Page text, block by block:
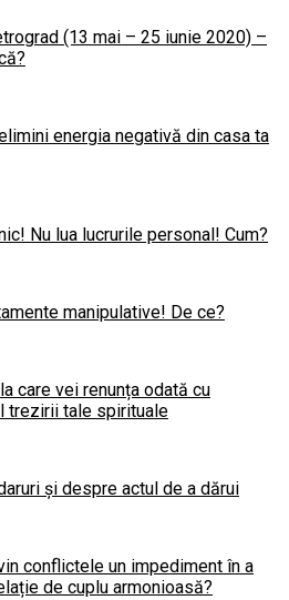
(13 mai – 25 iunie 2020) –
energia negativă din casa ta
Nu lua lucrurile personal! Cum?
manipulative! De ce?
care vei renunța odată cu
trezirii tale spirituale
și despre actul de a dărui
conflictele un impediment în a
de cuplu armonioasă?